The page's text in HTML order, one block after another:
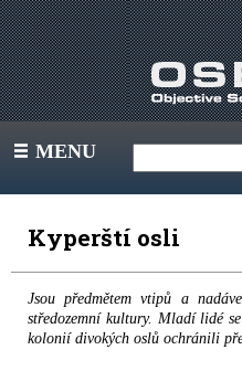
III MENU
Kyperští osli
Jsou předmětem vtipů a
středozemní kultury. Mladí lidé
kolonií divokých oslů ochránili